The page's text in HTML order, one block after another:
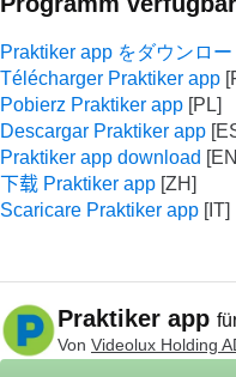
Praktiker app をダウンロー
Télécharger Praktiker app
Pobierz Praktiker app
Descargar Praktiker app
Praktiker app download
下载 Praktiker app
Scaricare Praktiker app
Praktiker app
Von Videolux Holding